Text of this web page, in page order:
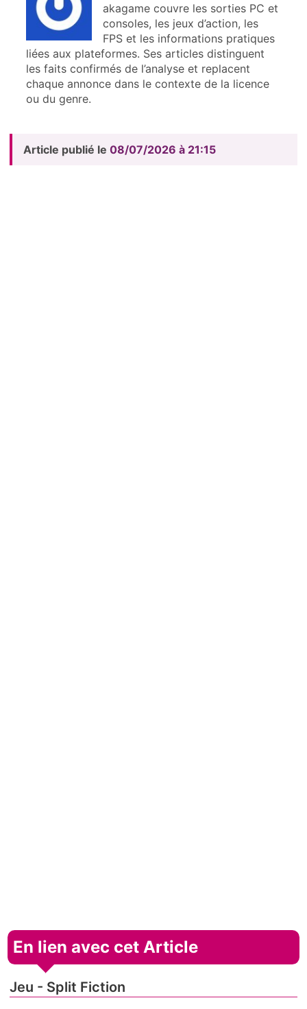
akagame couvre les sorties PC et
consoles, les jeux d’action, les
FPS et les informations pratiques
liées aux plateformes. Ses articles distinguent
les faits confirmés de l’analyse et replacent
chaque annonce dans le contexte de la licence
ou du genre.
Article publié le 08/07/2026 à 21:15
En lien avec cet Article
Jeu - Split Fiction